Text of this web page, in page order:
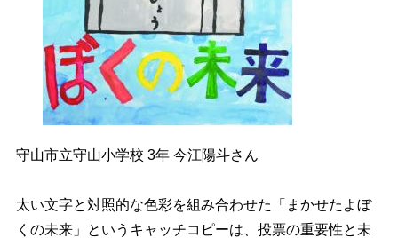
守山市立守山小学校 3年 今江陽斗さん
太い文字と対照的な色彩を組み合わせた「まかせたよぼ
くの未来」というキャッチコピーは、投票の重要性と未